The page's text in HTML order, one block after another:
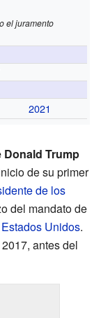
el juramento
2021
Trump
de su primer
de los
del mandato de
Unidos.
antes del